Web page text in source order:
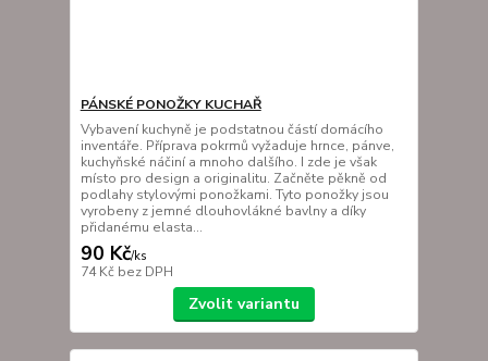
PÁNSKÉ PONOŽKY KUCHAŘ
Vybavení kuchyně je podstatnou částí domácího
inventáře. Příprava pokrmů vyžaduje hrnce, pánve,
kuchyňské náčiní a mnoho dalšího. I zde je však
místo pro design a originalitu. Začněte pěkně od
podlahy stylovými ponožkami. Tyto ponožky jsou
vyrobeny z jemné dlouhovlákné bavlny a díky
přidanému elasta...
90 Kč/ks
74 Kč bez DPH
Zvolit variantu